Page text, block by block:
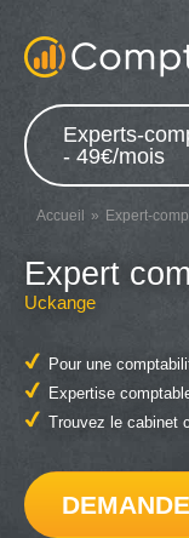
Experts-
- 49€/mois
Accueil Expert-
Expert
Uckange
Pour une
Expertise
Trouvez le